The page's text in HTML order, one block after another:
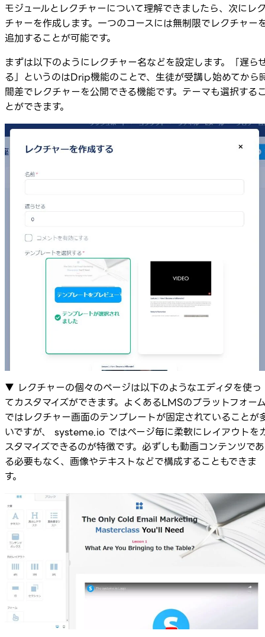
モジュールとレクチャーについて理解できましたら、次にレ
チャーを作成します。一つのコースには無制限でレクチャー
追加することが可能です。
まずは以下のようにレクチャー名などを設定します。「遅ら
る」というのはDrip機能のことで、生徒が受講し始めてから
間差でレクチャーを公開できる機能です。テーマも選択する
とができます。
▼ レクチャーの個々のページは以下のようなエディタを使っ
てカスタマイズができます。よくあるLMSのプラットフォー
ではレクチャー画面のテンプレートが固定されていることが
いですが、 systeme.io ではページ毎に柔軟にレイアウトを
スタマイズできるのが特徴です。必ずしも動画コンテンツであ
る必要もなく、画像やテキストなどで構成することもできま
す。